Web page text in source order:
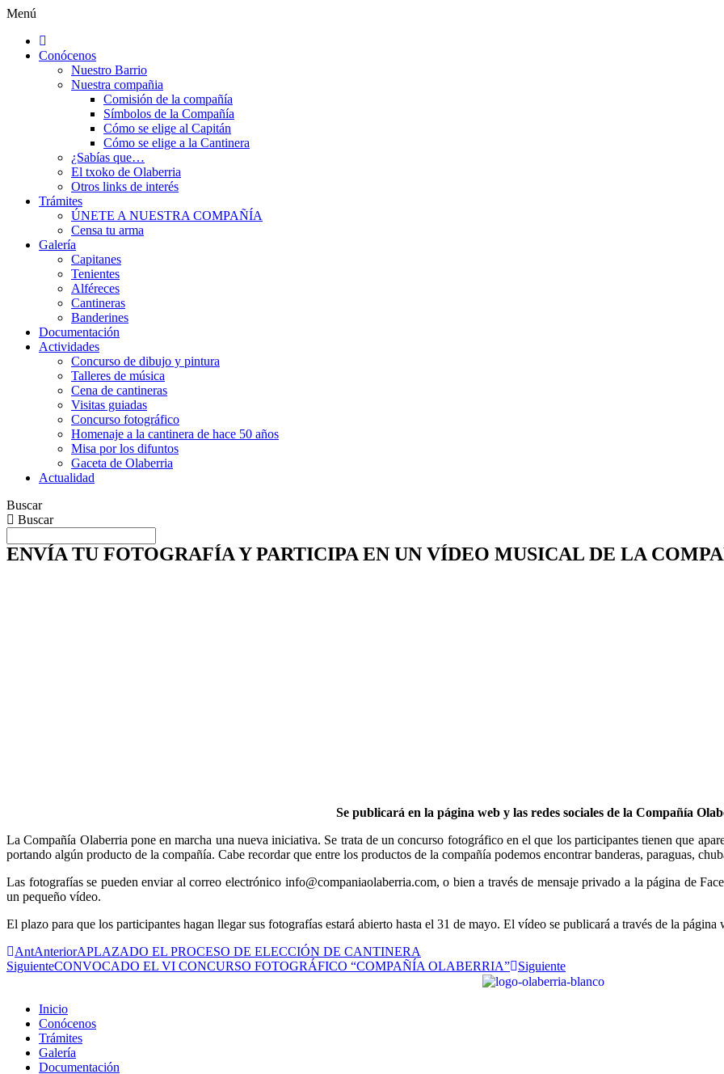
Menú
Conócenos
Nuestro Barrio
Nuestra compañia
Comisión de la compañía
Símbolos de la Compañía
Cómo se elige al Capitán
Cómo se elige a la Cantinera
¿Sabías que…
El txoko de Olaberria
Otros links de interés
Trámites
ÚNETE A NUESTRA COMPAÑÍA
Censa tu arma
Galería
Capitanes
Tenientes
Alféreces
Cantineras
Banderines
Documentación
Actividades
Concurso de dibujo y pintura
Talleres de música
Cena de cantineras
Visitas guiadas
Concurso fotográfico
Homenaje a la cantinera de hace 50 años
Misa por los difuntos
Gaceta de Olaberria
Actualidad
Buscar
Buscar
ENVÍA TU FOTOGRAFÍA Y PARTICIPA EN UN VÍDEO MUSICAL DE LA
Se publicará en la página web y las redes sociales de la Compañía
La Compañía Olaberria pone en marcha una nueva iniciativa. Se trata de un concurso fotográfico en el que los participantes tienen que
portando algún producto de la compañía. Cabe recordar que entre los productos de la compañía podemos encontrar banderas, paraguas,
Las fotografías se pueden enviar al correo electrónico info@companiaolaberria.com, o bien a través de mensaje privado a la página de
un pequeño vídeo.
El plazo para que los participantes hagan llegar sus fotografías estará abierto hasta el 31 de mayo. El vídeo se publicará a través de la
AntAnteriorAPLAZADO EL PROCESO DE ELECCIÓN DE CANTINERA
SiguienteCONVOCADO EL VI CONCURSO FOTOGRÁFICO “COMPAÑÍA OLABERRIA” Siguiente
Inicio
Conócenos
Trámites
Galería
Documentación